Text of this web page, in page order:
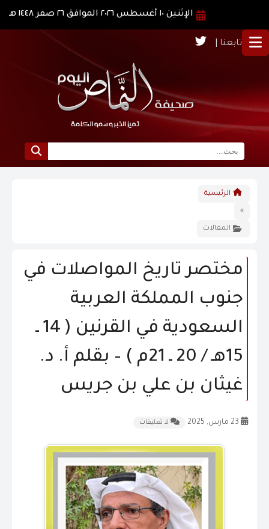
الإثنين ١٠ أغسطس ٢٠٢٦ الموافق ٢٦ صفر ١٤٤٨ هـ
تابعنا |
نبذة عن النماص
الرؤية و الرسالة
الاخبار
الرئيسية
»
المقالات
مختصر تاريخ المواصلات في
جنوب المملكة العربية
السعودية في القرنين ( 14 ـ
15هـ / 20 ـ 21م ) – بقلم أ. د.
غيثان بن علي بن جريس
لا تعليقات